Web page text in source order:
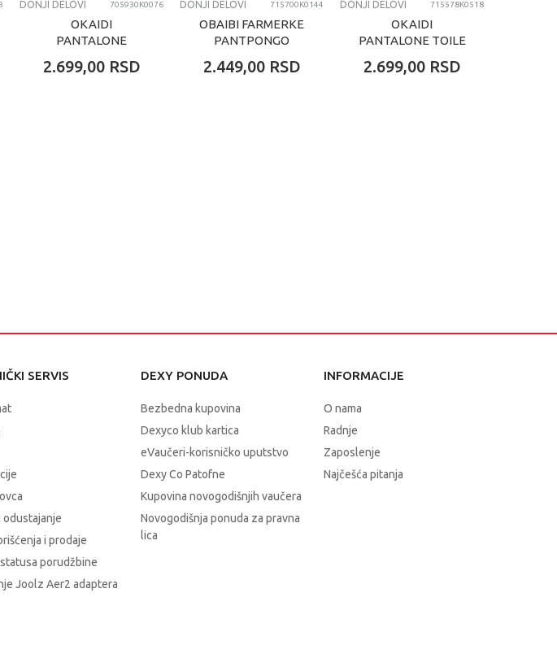
DONJI DELOVI 705930K0076
OKAIDI
PANTALONE
2.699,00 RSD
DONJI DELOVI 715700K0144
OBAIBI FARMERKE
PANTPONGO
2.449,00 RSD
DONJI DELOVI 715578K0518
OKAIDI
PANTALONE TOILE
2.699,00 RSD
SERVIS
odustajanje
i prodaje
porudžbine
Joolz Aer2 adaptera
DEXY PONUDA
Bezbedna kupovina
Dexyco klub kartica
eVaučeri-korisničko uputstvo
Dexy Co Patofne
Kupovina novogodišnjih vaučera
Novogodišnja ponuda za pravna
lica
INFORMACIJE
O nama
Radnje
Zaposlenje
Najčešća pitanja